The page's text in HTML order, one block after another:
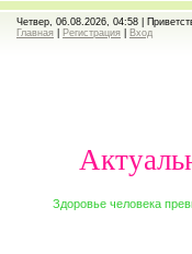
Четвер, 06.08.2026, 04:58 |
Главная
Регистрация Вход
Здоровье человека